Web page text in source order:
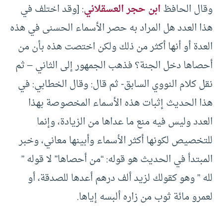
وقال الحافظابن حجر العسقلاني: [وقد اختلف في
هذا العدد هل المراد به حصر الأسماء الحسنى في هذه
العدة أو أنها أكثر من ذلك ولكن اختصت هذه بأن من
أحصاها دخل الجنة؟ فذهب الجمهور إلى الثاني – ثم
نقل كلام النووي السابق- ثم قال: وقال الخطابي: في
هذا الحديث إثبات هذه الأسماء المخصوصة بهذا
العدد وليس فيه منع ما عداها من الزيادة، وإنما
للتخصيص لكونها أكثر الأسماء وأبينها معاني، وخبر
المبتدأ في الحديث هو قوله: “من أحصاها” لا قوله ”
لله ” وهو كقولك لزيد ألف درهم أعدها للصدقة، أو
لعمرو مائة ثوب من زاره ألبسه إياها.